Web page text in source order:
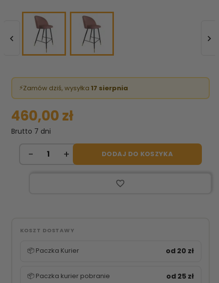
 
⚡Zamów dziś, wysyłka 17 sierpnia
460,00 zł
Brutto 7 dni
DODAJ DO KOSZYKA
favorite_border
KOSZT DOSTAWY
📦 Paczka Kurier od 20 zł
📦 Paczka kurier pobranie od 25 zł